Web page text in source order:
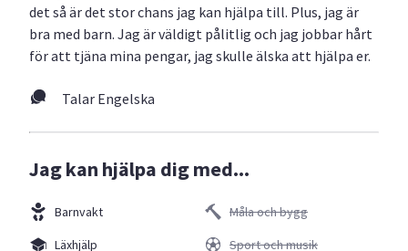
det så är det stor chans jag kan hjälpa till. Plus, jag är
bra med barn. Jag är väldigt pålitlig och jag jobbar hårt
för att tjäna mina pengar, jag skulle älska att hjälpa er.
Talar Engelska
Jag kan hjälpa dig med...
Barnvakt
Läxhjälp
Måla och bygg
Sport och musik